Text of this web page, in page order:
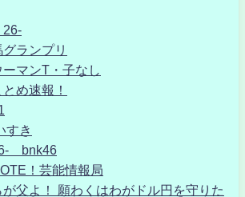
26-
ランプリ
マンT・子なし
め速報！
すき
bnk46
！芸能情報局
父よ！ 願わくはわがドル円を守りた